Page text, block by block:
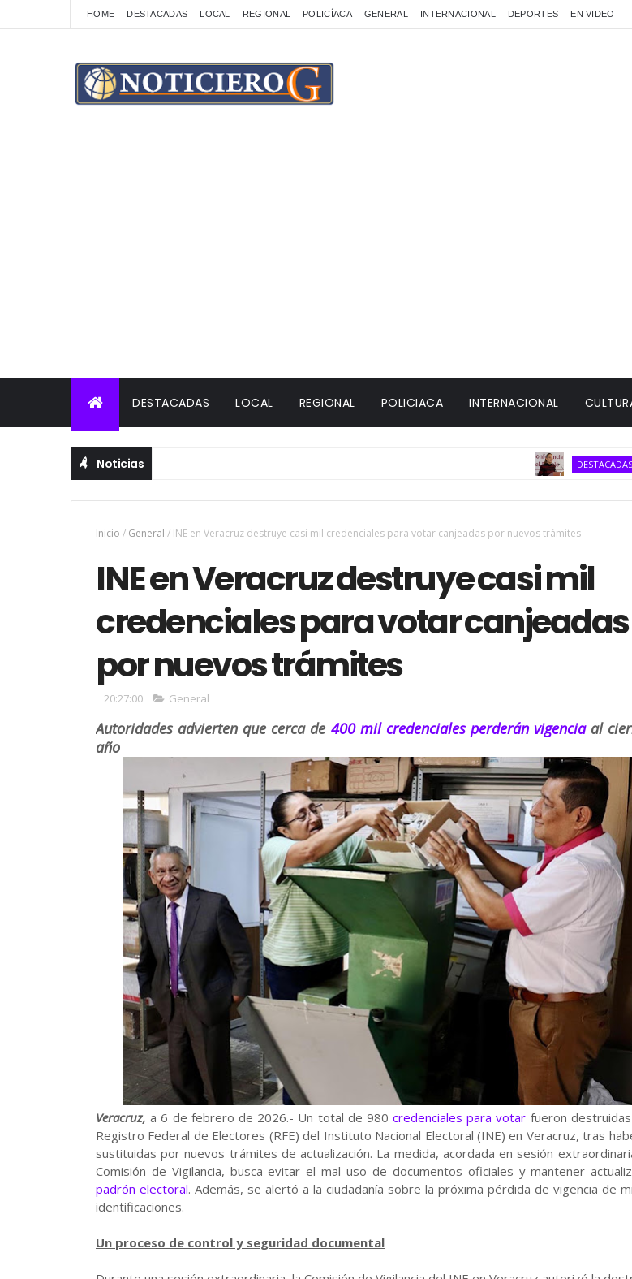
HOME DESTACADAS LOCAL REGIONAL POLICÍACA GENERAL INTERNACIONAL DEPORTES EN VIDEO
DESTACADAS LOCAL REGIONAL POLICIACA INTERNACIONAL
Noticias DESTACADAS
Inicio / General / INE en Veracruz destruye casi mil credenciales para votar canjeadas por nuevos trámites
INE en Veracruz destruye casi mil
credenciales para votar canjeadas
por nuevos trámites
20:27:00 General
Autoridades advierten que cerca de 400 mil credenciales perderán vigenciaal
año
Veracruz,a 6 de febrero de 2026.- Un total de 980credenciales para votar fueron
Registro Federal de Electores (RFE) del Instituto Nacional Electoral (INE) en Veracruz, tras
sustituidas por nuevos trámites de actualización. La medida, acordada en sesión
Comisión de Vigilancia, busca evitar el mal uso de documentos oficiales y mantener
padrón electoral. Además, se alertó a la ciudadanía sobre la próxima pérdida de vigencia de
identificaciones.
Un proceso de control y seguridad documental